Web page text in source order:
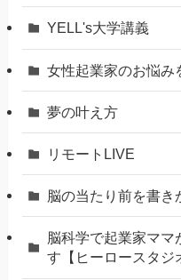
YELL's大学講義
女性起業家のお悩み
夢の叶え方
リモートLIVE
脳の当たり前を書き
脳科学で起業家ママ
す【ヒーロースタジ